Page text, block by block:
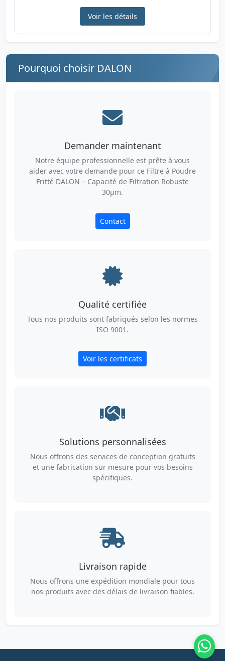
Voir les détails
Pourquoi choisir DALON
Demander maintenant
Notre équipe professionnelle est prête à vous
aider avec votre demande pour ce Filtre à Poudre
Fritté DALON – Capacité de Filtration Robuste
30µm.
Contact
Qualité certifiée
Tous nos produits sont fabriqués selon les normes
ISO 9001.
Voir les certificats
Solutions personnalisées
Nous offrons des services de conception gratuits
et une fabrication sur mesure pour vos besoins
spécifiques.
Livraison rapide
Nous offrons une expédition mondiale pour tous
nos produits avec des délais de livraison fiables.